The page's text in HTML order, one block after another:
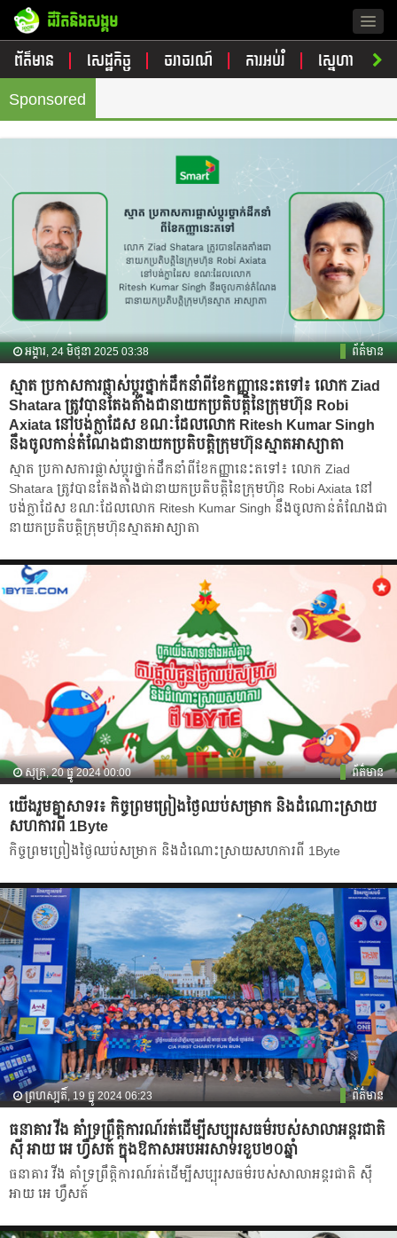
ជីវិតនិងសង្គម
ព័ត៌មាន សេដ្ឋកិច្ច ចរាចរណ៍ ការអប់រំ ស្នេហា
Sponsored
អង្គារ, 24 មិថុនា 2025 03:38 ព័ត៌មាន
ស្មាត ប្រកាសការផ្លាស់ប្តូរថ្នាក់ដឹកនាំពីខែកញ្ញានេះតទៅ៖ លោក Ziad
Shatara ត្រូវបានតែងតាំងជានាយកប្រតិបត្តិនៃក្រុមហ៊ុន Robi
Axiata នៅបង់ក្លាដែស ខណៈដែលលោក Ritesh Kumar Singh
នឹងចូលកាន់តំណែងជានាយកប្រតិបត្តិក្រុមហ៊ុនស្មាតអាស្យាតា
ស្មាត ប្រកាសការផ្លាស់ប្តូរថ្នាក់ដឹកនាំពីខែកញ្ញានេះតទៅ៖ លោក Ziad
Shatara ត្រូវបានតែងតាំងជានាយកប្រតិបត្តិនៃក្រុមហ៊ុន Robi Axiata នៅ
បង់ក្លាដែស ខណៈដែលលោក Ritesh Kumar Singh នឹងចូលកាន់តំណែងជា
នាយកប្រតិបត្តិក្រុមហ៊ុនស្មាតអាស្យាតា
សុក្រ, 20 ធ្នូ 2024 00:00 ព័ត៌មាន
យើងរួមគ្នាសាទរ៖ កិច្ចព្រមព្រៀងថ្ងៃឈប់សម្រាក និងដំណោះស្រាយ
សហការពី 1Byte
កិច្ចព្រមព្រៀងថ្ងៃឈប់សម្រាក និងដំណោះស្រាយសហការពី 1Byte
ព្រហស្បតិ៍, 19 ធ្នូ 2024 06:23 ព័ត៌មាន
ធនាគារ វីង គាំទ្រព្រឹត្តិការណ៍រត់ដើម្បីសប្បុរសធម៌របស់សាលាអន្តរជាតិ
ស៊ី អាយ អេ ហ្វឺសត៍ ក្នុងឱកាសអបអរសាទរខួប២០ឆ្នាំ
ធនាគារ វីង គាំទ្រព្រឹត្តិការណ៍រត់ដើម្បីសប្បុរសធម៌របស់សាលាអន្តរជាតិ ស៊ី
អាយ អេ ហ្វឺសត៍